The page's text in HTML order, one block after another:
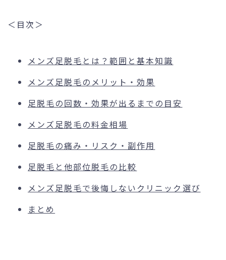
＜目次＞
メンズ足脱毛とは？範囲と基本知識
メンズ足脱毛のメリット・効果
足脱毛の回数・効果が出るまでの目安
メンズ足脱毛の料金相場
足脱毛の痛み・リスク・副作用
足脱毛と他部位脱毛の比較
メンズ足脱毛で後悔しないクリニック選び
まとめ